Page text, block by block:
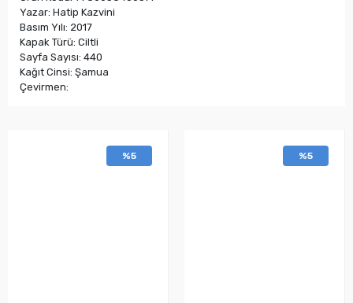
Yazar: Hatip Kazvini
Basım Yılı: 2017
Kapak Türü: Ciltli
Sayfa Sayısı: 440
Kağıt Cinsi: Şamua
Çevirmen:
%5 %5